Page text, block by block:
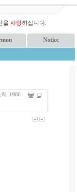
을 사랑하십니다.
Notice
회: 1986